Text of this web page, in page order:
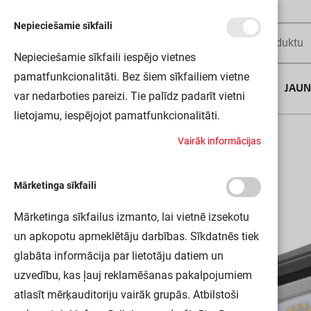
ENDURA FLOOD 10W 830 DG LEDV
Nepieciešamie sīkfaili
Nepieciešamie sīkfaili iespējo vietnes
pamatfunkcionalitāti. Bez šiem sīkfailiem vietne
var nedarboties pareizi. Tie palīdz padarīt vietni
lietojamu, iespējojot pamatfunkcionalitāti.
Vairāk informācijas
Mārketinga sīkfaili
Mārketinga sīkfailus izmanto, lai vietnē izsekotu
un apkopotu apmeklētāju darbības. Sīkdatnēs tiek
glabāta informācija par lietotāju datiem un
uzvedību, kas ļauj reklamēšanas pakalpojumiem
atlasīt mērķauditoriju vairāk grupās. Atbilstoši